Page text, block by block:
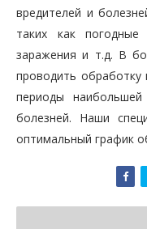
вредителей и
таких как
заражения и т.д. В
проводить обработку
периоды
болезней. Наши
оптимальный график